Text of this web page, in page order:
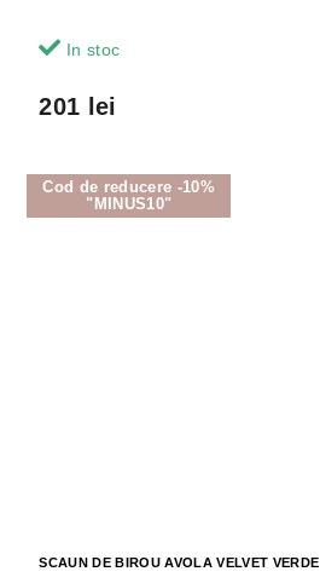
In stoc
201 lei
Cod de reducere -10%
"MINUS10"
SCAUN DE BIROU AVOLA VELVET VERDE